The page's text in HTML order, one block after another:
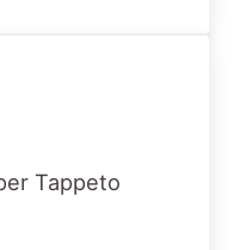
Tappeto